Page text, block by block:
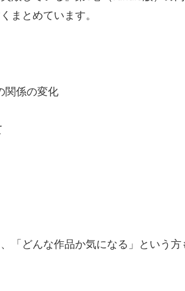
まとめています。
関係の変化
「どんな作品か気になる」という方